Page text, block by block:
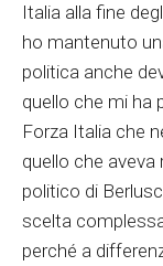
Italia alla fine
ho mantenuto
politica anche
quello che mi ha
Forza Italia che
quello che aveva
politico di
scelta
perché a